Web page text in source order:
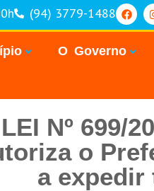
(94) 3779-1488
O Governo
LEI Nº 699/
o
a